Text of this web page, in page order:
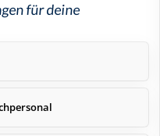
für deine